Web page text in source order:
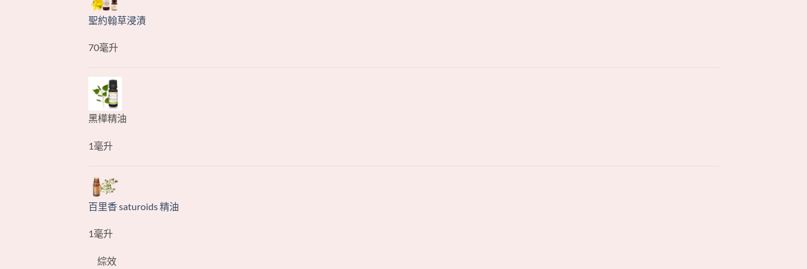
聖約翰草浸漬
70毫升
黑樺精油
1毫升
百里香 saturoids 精油
1毫升
綜效